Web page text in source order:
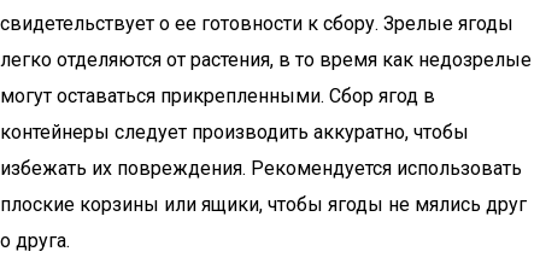
свидетельствует о ее готовности к сбору. Зрелые ягоды
легко отделяются от растения, в то время как недозрелые
могут оставаться прикрепленными. Сбор ягод в
контейнеры следует производить аккуратно, чтобы
избежать их повреждения. Рекомендуется использовать
плоские корзины или ящики, чтобы ягоды не мялись друг
о друга.